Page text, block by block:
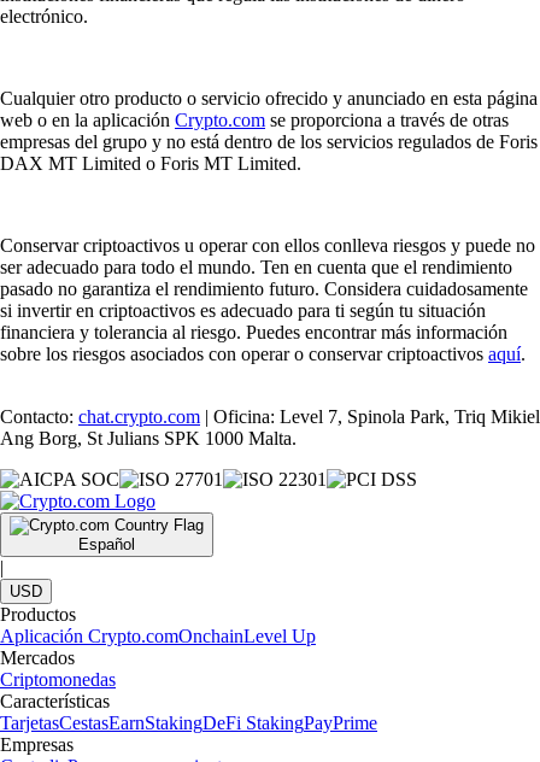
electrónico.
Cualquier otro producto o servicio ofrecido y anunciado en esta página
web o en la aplicación Crypto.com se proporciona a través de otras
empresas del grupo y no está dentro de los servicios regulados de Foris
DAX MT Limited o Foris MT Limited.
Conservar criptoactivos u operar con ellos conlleva riesgos y puede no
ser adecuado para todo el mundo. Ten en cuenta que el rendimiento
pasado no garantiza el rendimiento futuro. Considera cuidadosamente
si invertir en criptoactivos es adecuado para ti según tu situación
financiera y tolerancia al riesgo. Puedes encontrar más información
sobre los riesgos asociados con operar o conservar criptoactivos aquí.
Contacto: chat.crypto.com | Oficina: Level 7, Spinola Park, Triq Mikiel
Ang Borg, St Julians SPK 1000 Malta.
Español
|
USD
Productos
Aplicación Crypto.comOnchainLevel Up
Mercados
Criptomonedas
Características
TarjetasCestasEarnStakingDeFi StakingPayPrime
Empresas